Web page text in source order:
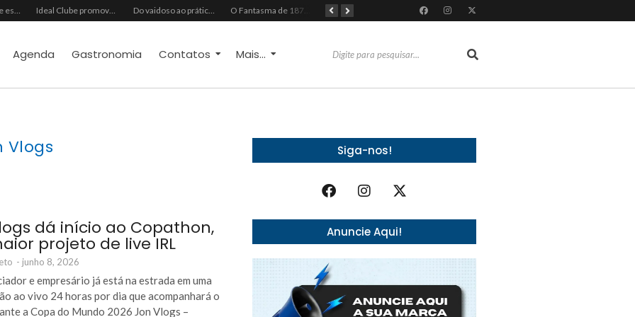
Grupo Chocolate estreia na Europa com primeira turnê internacional Ideal Clube promove programação especial para celebrar o Dia dos Pais com música, gastronomia e lazer para toda a família Do vaidoso ao prático: veja lista com ideias de presentes Avon para cada perfil de pai O Fantasma de 1877 e o Alerta de 2027: O Reciprocidalismo Como Escudo Contra o Novo El NiñoPh.D. Nizomar Falcão
Agenda Gastronomia Contatos Mais...
Vlogs
dá início ao Copathon,
projeto de live IRL
- junho 8, 2026
e empresário já está na estrada em uma
ao vivo 24 horas por dia que acompanhará o
a Copa do Mundo 2026 Jon Vlogs –
Siga-nos!
Anuncie Aqui!